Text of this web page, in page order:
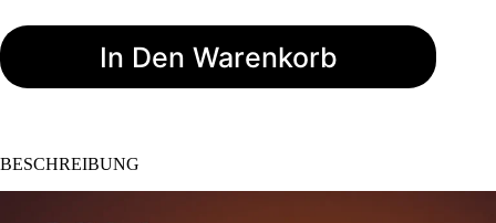
In Den Warenkorb
BESCHREIBUNG